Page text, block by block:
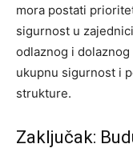
mora postati
sigurnost u
odlaznog i
ukupnu sigurnost i
strukture.
Zaključak: